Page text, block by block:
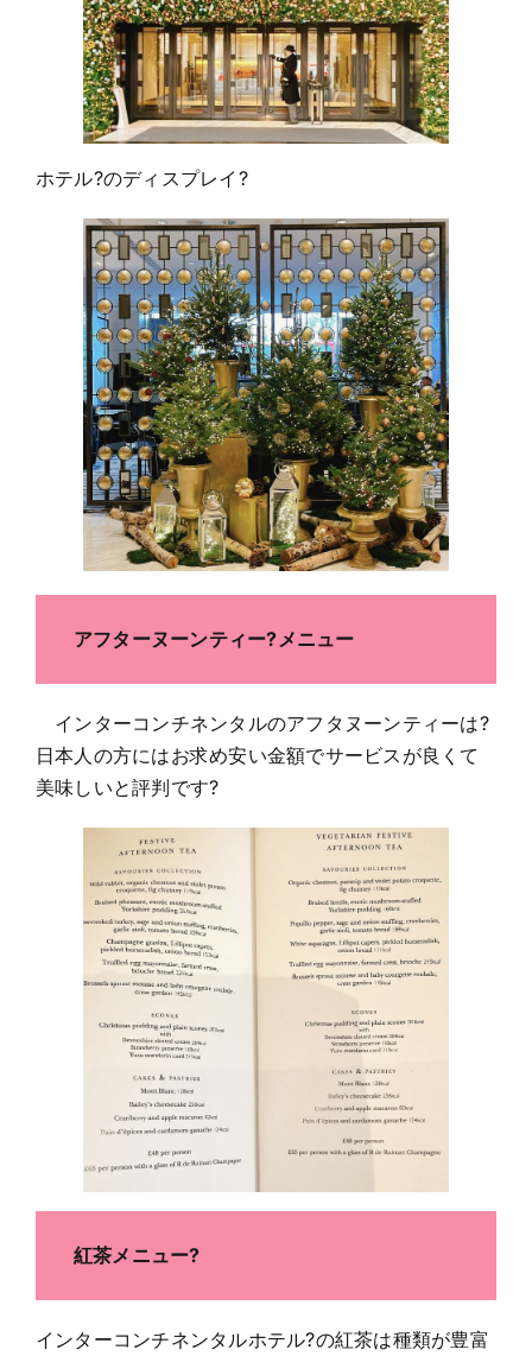
ホテル?のディスプレイ?
アフターヌーンティー?メニュー
インターコンチネンタルのアフタヌーンティーは?
日本人の方にはお求め安い金額でサービスが良くて
美味しいと評判です?
紅茶メニュー?
インターコンチネンタルホテル?の紅茶は種類が豊富